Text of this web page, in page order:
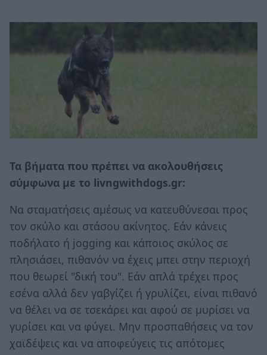
Τα βήματα που πρέπει να ακολουθήσεις
σύμφωνα με το livngwithdogs.gr:
Να σταματήσεις αμέσως να κατευθύνεσαι προς
τον σκύλο και στάσου ακίνητος. Εάν κάνεις
ποδήλατο ή jogging και κάποιος σκύλος σε
πλησιάσει, πιθανόν να έχεις μπει στην περιοχή
που θεωρεί "δική του". Εάν απλά τρέχει προς
εσένα αλλά δεν γαβγίζει ή γρυλίζει, είναι πιθανό
να θέλει να σε τσεκάρει και αφού σε μυρίσει να
γυρίσει και να φύγει. Μην προσπαθήσεις να τον
χαϊδέψεις και να αποφεύγεις τις απότομες